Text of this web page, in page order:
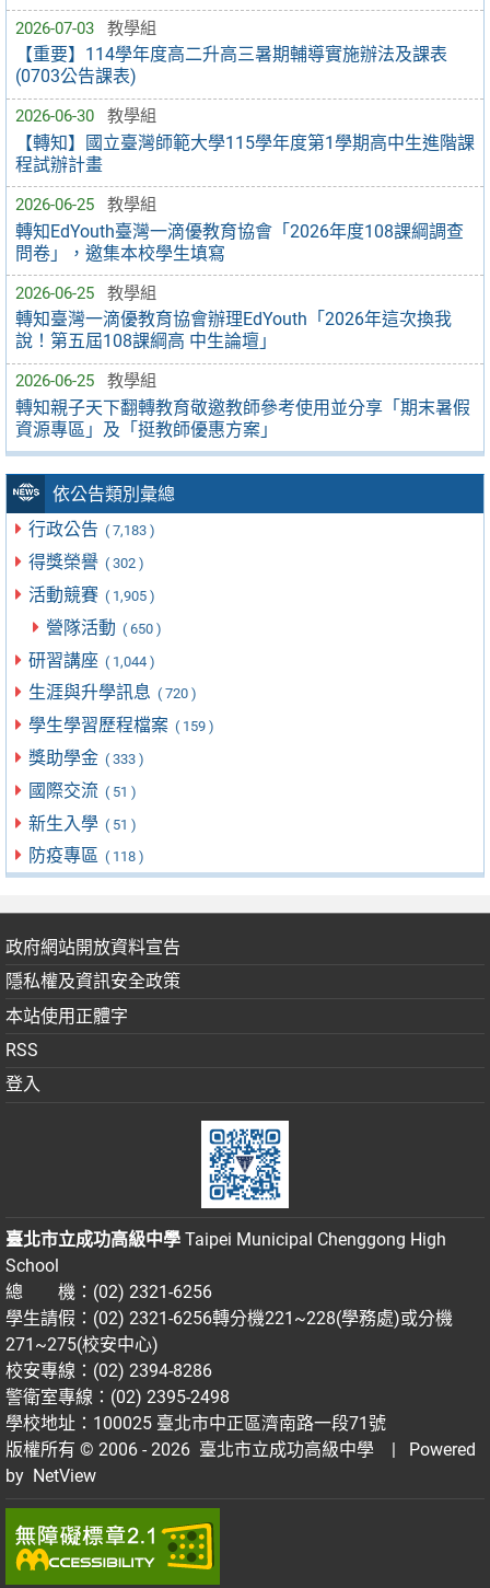
2026-07-03 教學組
【重要】114學年度高二升高三暑期輔導實施辦法及課表
(0703公告課表)
2026-06-30 教學組
【轉知】國立臺灣師範大學115學年度第1學期高中生進階課
程試辦計畫
2026-06-25 教學組
轉知EdYouth臺灣一滴優教育協會「2026年度108課綱調查
問卷」，邀集本校學生填寫
2026-06-25 教學組
轉知臺灣一滴優教育協會辦理EdYouth「2026年這次換我
說！第五屆108課綱高 中生論壇」
2026-06-25 教學組
轉知親子天下翻轉教育敬邀教師參考使用並分享「期末暑假
資源專區」及「挺教師優惠方案」
依公告類別彙總
行政公告 ( 7,183 )
得獎榮譽 ( 302 )
活動競賽 ( 1,905 )
營隊活動 ( 650 )
研習講座 ( 1,044 )
生涯與升學訊息 ( 720 )
學生學習歷程檔案 ( 159 )
獎助學金 ( 333 )
國際交流 ( 51 )
新生入學 ( 51 )
防疫專區 ( 118 )
政府網站開放資料宣告
隱私權及資訊安全政策
本站使用正體字
RSS
登入
臺北市立成功高級中學 Taipei Municipal Chenggong High
School
總 機：(02) 2321-6256
學生請假：(02) 2321-6256轉分機221~228(學務處)或分機
271~275(校安中心)
校安專線：(02) 2394-8286
警衛室專線：(02) 2395-2498
學校地址：100025 臺北市中正區濟南路一段71號
版權所有 © 2006 - 2026 臺北市立成功高級中學
| Powered
by NetView